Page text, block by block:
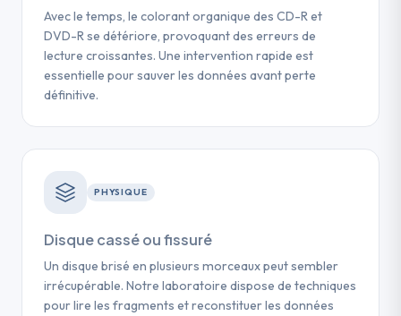
Avec le temps, le colorant organique des CD-R et
DVD-R se détériore, provoquant des erreurs de
lecture croissantes. Une intervention rapide est
essentielle pour sauver les données avant perte
définitive.
PHYSIQUE
Disque cassé ou fissuré
Un disque brisé en plusieurs morceaux peut sembler
irrécupérable. Notre laboratoire dispose de techniques
pour lire les fragments et reconstituer les données